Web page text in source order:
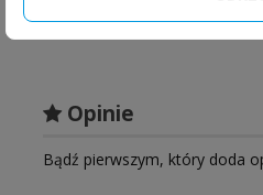
Opinie
Bądź pierwszym, który doda